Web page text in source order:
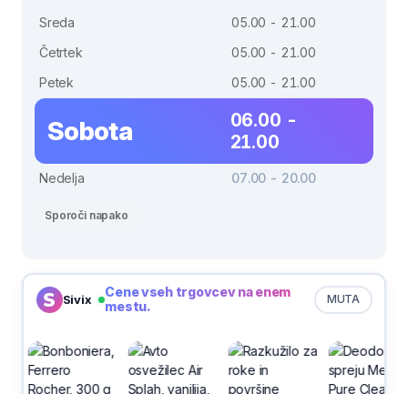
Sreda
05.00 - 21.00
Četrtek
05.00 - 21.00
Petek
05.00 - 21.00
Sobota
06.00 -
21.00
Nedelja 07.00 - 20.00
Sporoči napako
Sivix MUTA
Cene vseh trgovcev na enem
mestu.